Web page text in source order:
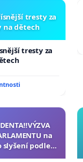
tresty za
na dětech
tresty za
na
podle §